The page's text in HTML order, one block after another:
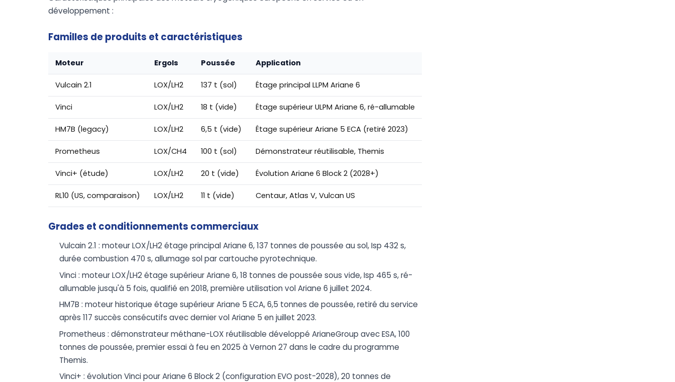
développement :
Familles de produits et caractéristiques
Moteur Ergols Poussée Application
Vulcain 2.1 LOX/LH2 137 t (sol) Étage principal LLPM Ariane 6
Vinci LOX/LH2 18 t (vide) Étage supérieur ULPM Ariane 6, ré-allumable
HM7B (legacy) LOX/LH2 6,5 t (vide) Étage supérieur Ariane 5 ECA (retiré 2023)
Prometheus LOX/CH4 100 t (sol) Démonstrateur réutilisable, Themis
Vinci+ (étude) LOX/LH2 20 t (vide) Évolution Ariane 6 Block 2 (2028+)
RL10 (US, comparaison) LOX/LH2 11 t (vide) Centaur, Atlas V, Vulcan US
Grades et conditionnements commerciaux
Vulcain 2.1 : moteur LOX/LH2 étage principal Ariane 6, 137 tonnes de poussée au sol, Isp 432 s,
durée combustion 470 s, allumage sol par cartouche pyrotechnique.
Vinci : moteur LOX/LH2 étage supérieur Ariane 6, 18 tonnes de poussée sous vide, Isp 465 s, ré-
allumable jusqu'à 5 fois, qualifié en 2018, première utilisation vol Ariane 6 juillet 2024.
HM7B : moteur historique étage supérieur Ariane 5 ECA, 6,5 tonnes de poussée, retiré du service
après 117 succès consécutifs avec dernier vol Ariane 5 en juillet 2023.
Prometheus : démonstrateur méthane-LOX réutilisable développé ArianeGroup avec ESA, 100
tonnes de poussée, premier essai à feu en 2025 à Vernon 27 dans le cadre du programme
Themis.
Vinci+ : évolution Vinci pour Ariane 6 Block 2 (configuration EVO post-2028), 20 tonnes de